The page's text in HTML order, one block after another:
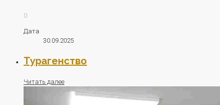
0
Дата
30.09.2025
Турагенство
Читать далее